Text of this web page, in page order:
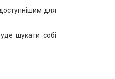
для
шукати собі